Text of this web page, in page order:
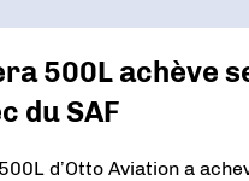
500L achève
du SAF
d’Otto Aviation a